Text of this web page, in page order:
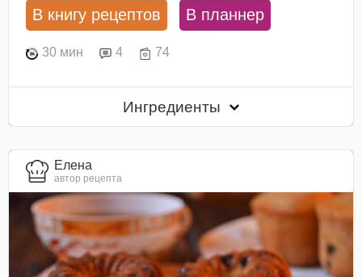
В книгу рецептов В планнер
30 мин 4 74
Ингредиенты
Елена
автор рецепта